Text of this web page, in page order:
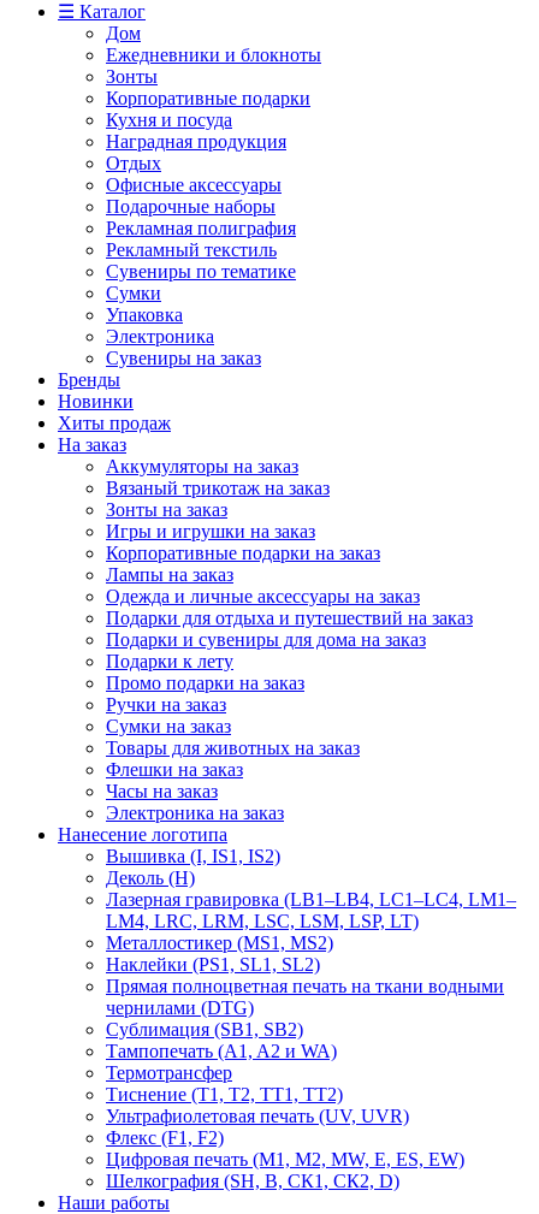
☰ Каталог
Дом
Ежедневники и блокноты
Зонты
Корпоративные подарки
Кухня и посуда
Наградная продукция
Отдых
Офисные аксессуары
Подарочные наборы
Рекламная полиграфия
Рекламный текстиль
Сувениры по тематике
Сумки
Упаковка
Электроника
Сувениры на заказ
Бренды
Новинки
Хиты продаж
На заказ
Аккумуляторы на заказ
Вязаный трикотаж на заказ
Зонты на заказ
Игры и игрушки на заказ
Корпоративные подарки на заказ
Лампы на заказ
Одежда и личные аксессуары на заказ
Подарки для отдыха и путешествий на заказ
Подарки и сувениры для дома на заказ
Подарки к лету
Промо подарки на заказ
Ручки на заказ
Сумки на заказ
Товары для животных на заказ
Флешки на заказ
Часы на заказ
Электроника на заказ
Нанесение логотипа
Вышивка (I, IS1, IS2)
Деколь (H)
Лазерная гравировка (LB1–LB4, LC1–LC4, LM1–
LM4, LRC, LRM, LSC, LSM, LSP, LT)
Металлостикер (MS1, MS2)
Наклейки (PS1, SL1, SL2)
Прямая полноцветная печать на ткани водными
чернилами (DTG)
Сублимация (SB1, SB2)
Тампопечать (A1, A2 и WA)
Термотрансфер
Тиснение (Т1, Т2, ТT1, ТT2)
Ультрафиолетовая печать (UV, UVR)
Флекс (F1, F2)
Цифровая печать (M1, M2, MW, E, ES, EW)
Шелкография (SH, В, СК1, СК2, D)
Наши работы